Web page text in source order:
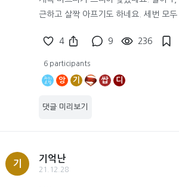
근하고 살짝 아프기도 하네요. 세번 모
4 9 236
6 participants
앙 기 쌉 디
댓글 미리보기
기
기억난
21.12.28